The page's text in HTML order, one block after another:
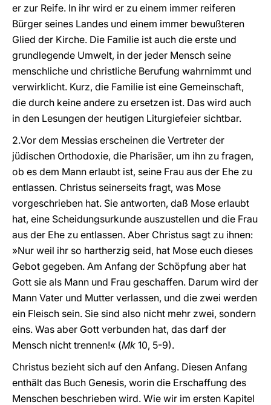
er zur Reife. In ihr wird er zu einem immer reiferen
Bürger seines Landes und einem immer bewußteren
Glied der Kirche. Die Familie ist auch die erste und
grundlegende Umwelt, in der jeder Mensch seine
menschliche und christliche Berufung wahrnimmt und
verwirklicht. Kurz, die Familie ist eine Gemeinschaft,
die durch keine andere zu ersetzen ist. Das wird auch
in den Lesungen der heutigen Liturgiefeier sichtbar.
2.Vor dem Messias erscheinen die Vertreter der
jüdischen Orthodoxie, die Pharisäer, um ihn zu fragen,
ob es dem Mann erlaubt ist, seine Frau aus der Ehe zu
entlassen. Christus seinerseits fragt, was Mose
vorgeschrieben hat. Sie antworten, daß Mose erlaubt
hat, eine Scheidungsurkunde auszustellen und die Frau
aus der Ehe zu entlassen. Aber Christus sagt zu ihnen:
»Nur weil ihr so hartherzig seid, hat Mose euch dieses
Gebot gegeben. Am Anfang der Schöpfung aber hat
Gott sie als Mann und Frau geschaffen. Darum wird der
Mann Vater und Mutter verlassen, und die zwei werden
ein Fleisch sein. Sie sind also nicht mehr zwei, sondern
eins. Was aber Gott verbunden hat, das darf der
Mensch nicht trennen!« (Mk 10, 5-9).
Christus bezieht sich auf den Anfang. Diesen Anfang
enthält das Buch Genesis, worin die Erschaffung des
Menschen beschrieben wird. Wie wir im ersten Kapitel